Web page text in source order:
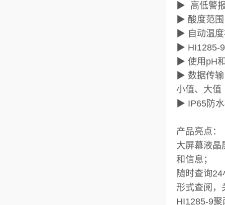
▶ 高低警
▶ 酸度范
▶ 自动温
▶ HI1285-
▶ 使用pH
▶ 数据传
小值、大值
▶ IP65防
产品亮点：
大屏幕液晶
和信息；
随时查询
形式查阅，
HI1285-9